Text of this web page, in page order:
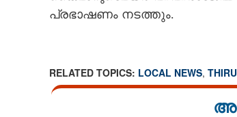
പ്രഭാഷണം നടത്തും.
RELATED TOPICS: LOCAL NEWS,